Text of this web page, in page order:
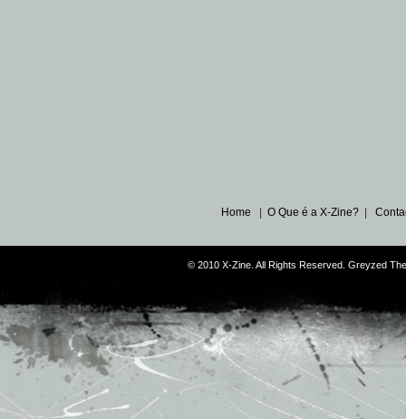
Home O Que é a X-Zine?
© 2010 X-Zine. All Rights Reserved. Greyzed